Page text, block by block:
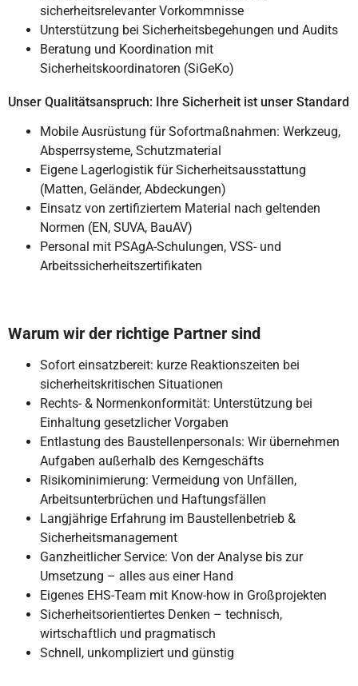
sicherheitsrelevanter Vorkommnisse
Unterstützung bei Sicherheitsbegehungen und Audits
Beratung und Koordination mit
Sicherheitskoordinatoren (SiGeKo)
Unser Qualitätsanspruch: Ihre Sicherheit ist unser Standard
Mobile Ausrüstung für Sofortmaßnahmen: Werkzeug,
Absperrsysteme, Schutzmaterial
Eigene Lagerlogistik für Sicherheitsausstattung
(Matten, Geländer, Abdeckungen)
Einsatz von zertifiziertem Material nach geltenden
Normen (EN, SUVA, BauAV)
Personal mit PSAgA-Schulungen, VSS- und
Arbeitssicherheitszertifikaten
Warum wir der richtige Partner sind
Sofort einsatzbereit: kurze Reaktionszeiten bei
sicherheitskritischen Situationen
Rechts- & Normenkonformität: Unterstützung bei
Einhaltung gesetzlicher Vorgaben
Entlastung des Baustellenpersonals: Wir übernehmen
Aufgaben außerhalb des Kerngeschäfts
Risikominimierung: Vermeidung von Unfällen,
Arbeitsunterbrüchen und Haftungsfällen
Langjährige Erfahrung im Baustellenbetrieb &
Sicherheitsmanagement
Ganzheitlicher Service: Von der Analyse bis zur
Umsetzung – alles aus einer Hand
Eigenes EHS-Team mit Know-how in Großprojekten
Sicherheitsorientiertes Denken – technisch,
wirtschaftlich und pragmatisch
Schnell, unkompliziert und günstig